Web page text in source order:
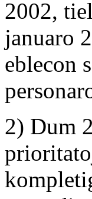
2002,
januaro
eblecon
2) Dum